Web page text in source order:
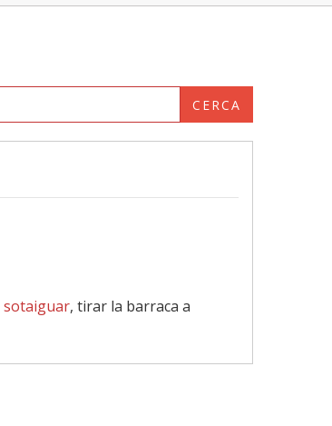
CERCA
sotaiguar, tirar la barraca a